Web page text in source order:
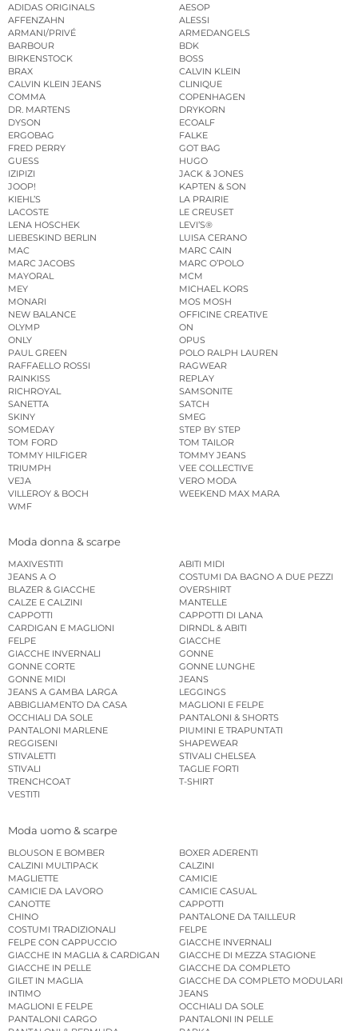
ADIDAS ORIGINALS
AESOP
AFFENZAHN
ALESSI
ARMANI/PRIVÉ
ARMEDANGELS
BARBOUR
BDK
BIRKENSTOCK
BOSS
BRAX
CALVIN KLEIN
CALVIN KLEIN JEANS
CLINIQUE
COMMA
COPENHAGEN
DR. MARTENS
DRYKORN
DYSON
ECOALF
ERGOBAG
FALKE
FRED PERRY
GOT BAG
GUESS
HUGO
IZIPIZI
JACK & JONES
JOOP!
KAPTEN & SON
KIEHL’S
LA PRAIRIE
LACOSTE
LE CREUSET
LENA HOSCHEK
LEVI’S®
LIEBESKIND BERLIN
LUISA CERANO
MAC
MARC CAIN
MARC JACOBS
MARC O’POLO
MAYORAL
MCM
MEY
MICHAEL KORS
MONARI
MOS MOSH
NEW BALANCE
OFFICINE CREATIVE
OLYMP
ON
ONLY
OPUS
PAUL GREEN
POLO RALPH LAUREN
RAFFAELLO ROSSI
RAGWEAR
RAINKISS
REPLAY
RICHROYAL
SAMSONITE
SANETTA
SATCH
SKINY
SMEG
SOMEDAY
STEP BY STEP
TOM FORD
TOM TAILOR
TOMMY HILFIGER
TOMMY JEANS
TRIUMPH
VEE COLLECTIVE
VEJA
VERO MODA
VILLEROY & BOCH
WEEKEND MAX MARA
WMF
Moda donna & scarpe
MAXIVESTITI
ABITI MIDI
JEANS A O
COSTUMI DA BAGNO A DUE PEZZI
BLAZER & GIACCHE
OVERSHIRT
CALZE E CALZINI
MANTELLE
CAPPOTTI
CAPPOTTI DI LANA
CARDIGAN E MAGLIONI
DIRNDL & ABITI
FELPE
GIACCHE
GIACCHE INVERNALI
GONNE
GONNE CORTE
GONNE LUNGHE
GONNE MIDI
JEANS
JEANS A GAMBA LARGA
LEGGINGS
ABBIGLIAMENTO DA CASA
MAGLIONI E FELPE
OCCHIALI DA SOLE
PANTALONI & SHORTS
PANTALONI MARLENE
PIUMINI E TRAPUNTATI
REGGISENI
SHAPEWEAR
STIVALETTI
STIVALI CHELSEA
STIVALI
TAGLIE FORTI
TRENCHCOAT
T-SHIRT
VESTITI
Moda uomo & scarpe
BLOUSON E BOMBER
BOXER ADERENTI
CALZINI MULTIPACK
CALZINI
MAGLIETTE
CAMICIE
CAMICIE DA LAVORO
CAMICIE CASUAL
CANOTTE
CAPPOTTI
CHINO
PANTALONE DA TAILLEUR
COSTUMI TRADIZIONALI
FELPE
FELPE CON CAPPUCCIO
GIACCHE INVERNALI
GIACCHE IN MAGLIA & CARDIGAN
GIACCHE DI MEZZA STAGIONE
GIACCHE IN PELLE
GIACCHE DA COMPLETO
GILET IN MAGLIA
GIACCHE DA COMPLETO MODULARI
INTIMO
JEANS
MAGLIONI E FELPE
OCCHIALI DA SOLE
PANTALONI CARGO
PANTALONI IN PELLE